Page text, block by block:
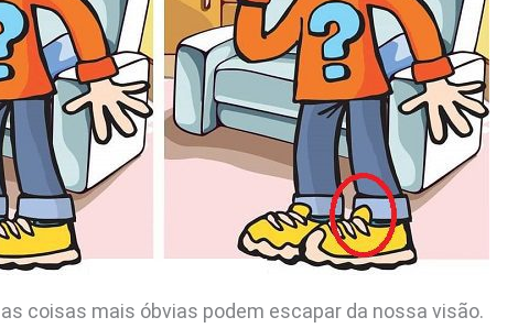
coisas mais óbvias podem escapar da nossa visão.